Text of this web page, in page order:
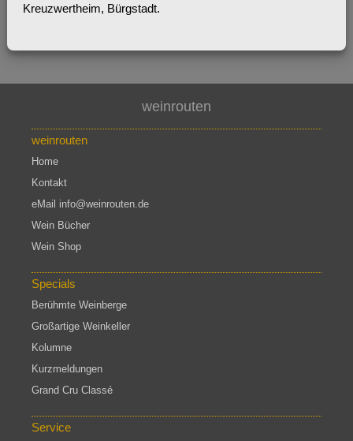
Kreuzwertheim, Bürgstadt.
weinrouten
weinrouten
Home
Kontakt
eMail info@weinrouten.de
Wein Bücher
Wein Shop
Specials
Berühmte Weinberge
Großartige Weinkeller
Kolumne
Kurzmeldungen
Grand Cru Classé
Service